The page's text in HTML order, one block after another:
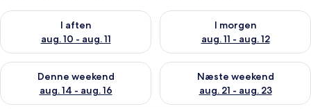
I aften
aug. 10 - aug. 11
Tjek tilgængelighed for i aften aug. 10 - aug. 11
I morgen
aug. 11 - aug. 12
Tjek tilgængelighed for i
Denne weekend
aug. 14 - aug. 16
Tjek tilgængelighed for denne weekend aug. 14 - aug. 16
Næste weekend
aug. 21 - aug. 23
Tjek tilgængelighed for næste